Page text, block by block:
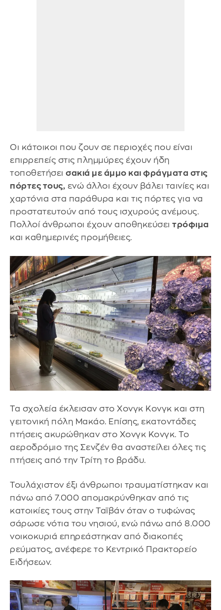
Οι κάτοικοι που ζουν σε περιοχές που είναι
επιρρεπείς στις πλημμύρες έχουν ήδη
τοποθετήσει σακιά με άμμο και φράγματα στις
πόρτες τους, ενώ άλλοι έχουν βάλει ταινίες και
χαρτόνια στα παράθυρα και τις πόρτες για να
προστατευτούν από τους ισχυρούς ανέμους.
Πολλοί άνθρωποι έχουν αποθηκεύσει τρόφιμα
και καθημερινές προμήθειες.
Τα σχολεία έκλεισαν στο Χονγκ Κονγκ και στη
γειτονική πόλη Μακάο. Επίσης, εκατοντάδες
πτήσεις ακυρώθηκαν στο Χονγκ Κονγκ. Το
αεροδρόμιο της Σενζέν θα αναστείλει όλες τις
πτήσεις από την Τρίτη το βράδυ.
Τουλάχιστον έξι άνθρωποι τραυματίστηκαν και
πάνω από 7.000 απομακρύνθηκαν από τις
κατοικίες τους στην Ταϊβάν όταν ο τυφώνας
σάρωσε νότια του νησιού, ενώ πάνω από 8.000
νοικοκυριά επηρεάστηκαν από διακοπές
ρεύματος, ανέφερε το Κεντρικό Πρακτορείο
Ειδήσεων.